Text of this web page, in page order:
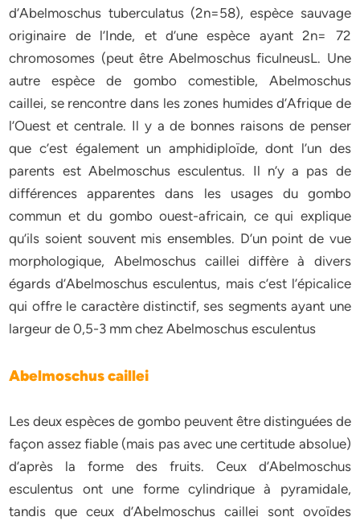
d’Abelmoschus tuberculatus (2n=58), espèce sauvage
originaire de l’Inde, et d’une espèce ayant 2n= 72
chromosomes (peut être Abelmoschus ficulneusL. Une
autre espèce de gombo comestible, Abelmoschus
caillei, se rencontre dans les zones humides d’Afrique de
l’Ouest et centrale. Il y a de bonnes raisons de penser
que c’est également un amphidiploïde, dont l’un des
parents est Abelmoschus esculentus. Il n’y a pas de
différences apparentes dans les usages du gombo
commun et du gombo ouest-africain, ce qui explique
qu’ils soient souvent mis ensembles. D’un point de vue
morphologique, Abelmoschus caillei diffère à divers
égards d’Abelmoschus esculentus, mais c’est l’épicalice
qui offre le caractère distinctif, ses segments ayant une
largeur de 0,5-3 mm chez Abelmoschus esculentus
Abelmoschus caillei
Les deux espèces de gombo peuvent être distinguées de
façon assez fiable (mais pas avec une certitude absolue)
d’après la forme des fruits. Ceux d’Abelmoschus
esculentus ont une forme cylindrique à pyramidale,
tandis que ceux d’Abelmoschus caillei sont ovoïdes